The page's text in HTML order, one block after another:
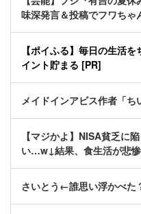
味深発言＆投稿でフワちゃ
【ポイふる】毎日の生活
イント貯まる [PR]
メイドインアビス作者「ち
【マジかよ】NISA貧乏に
い…w↓結果、食生活が悲
さいとう←誰思い浮かべた